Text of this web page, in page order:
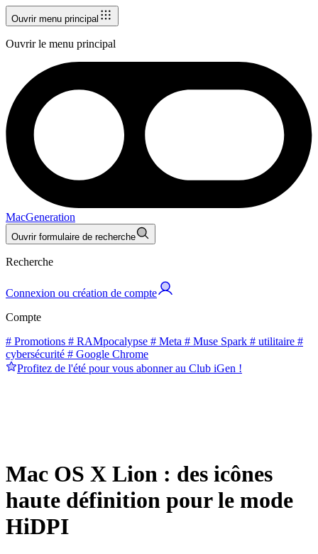
Ouvrir menu principal
Ouvrir le menu principal
MacGeneration
Ouvrir formulaire de recherche
Recherche
Connexion ou création de compte
Compte
# Promotions # RAMpocalypse # Meta # Muse Spark # utilitaire #
cybersécurité # Google Chrome
Profitez de l'été pour vous abonner au Club iGen !
Mac OS X Lion : des icônes
haute définition pour le mode
HiDPI